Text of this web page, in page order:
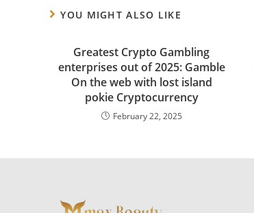
YOU MIGHT ALSO LIKE
Greatest Crypto Gambling
enterprises out of 2025: Gamble
On the web with lost island
pokie Cryptocurrency
February 22, 2025